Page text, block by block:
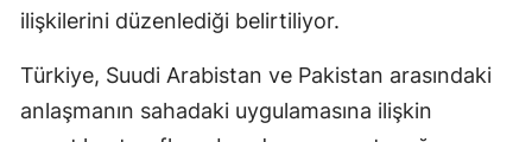
ilişkilerini düzenlediği belirtiliyor.
Türkiye, Suudi Arabistan ve Pakistan arasındaki
anlaşmanın sahadaki uygulamasına ilişkin